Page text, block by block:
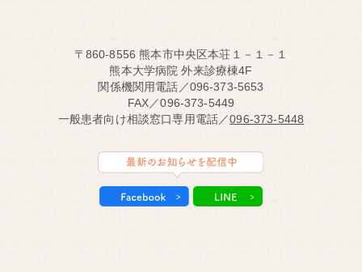
〒860-8556 熊本市中央区本荘１－１－１
熊本大学病院 外来診療棟4F
関係機関用電話／096-373-5653
FAX／096-373-5449
一般患者向け相談窓口専用電話／096-373-5448